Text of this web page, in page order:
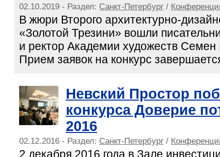
02.10.2019 - Раздел: Санкт-Петербург /
В жюри Второго архитектурно-
«Золотой Трезини» вошли
и ректор Академии художеств
Прием заявок на конкурс
Невский Простор
конкурса Доверие
2016
02.12.2016 - Раздел: Санкт-Петербург /
2 декабря 2016 года в Зале